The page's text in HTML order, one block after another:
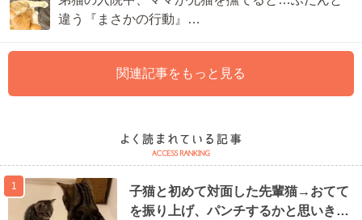
違う『まさかの行動』…
関連記事をもっと見る
1
子猫と初めて対面した先輩猫→おてて
を振り上げ、パンチするかと思いき…